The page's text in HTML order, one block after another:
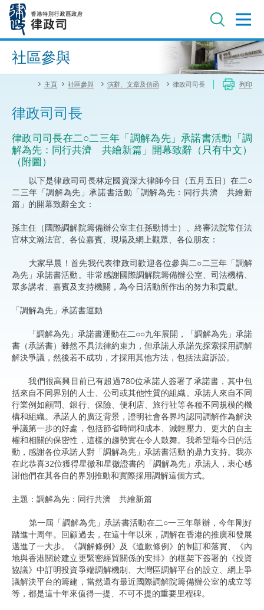
內
進階搜尋
社區參與
主頁 社區參與 演辭、文章及信函 律政司司長 列印
律政司司長
律政司司長在二○二三年「調解為先」承諾書活動「調
解為先：同行共濟 共繪新篇」開幕致辭（只有中文）
（附圖）
以下是律政司司長林定國資深大律師今日（五月五日）在二○
二三年「調解為先」承諾書活動「調解為先：同行共濟 共繪新
篇」的開幕致辭全文：
孫主任（國際調解院籌備辦公室主任孫勁博士）、終審法院常任法
官林文瀚法官、各位嘉賓、現場及網上觀眾、各位朋友：
大家早晨！首先我代表律政司歡迎各位參與二○二三年「調解
為先」承諾書活動。非常感謝國際調解院籌備辦公室、司法機構、
眾多講者、嘉賓及支持機關，為今日活動所作出的努力和貢獻。
「調解為先」承諾書運動
「調解為先」承諾書運動在二○○九年展開，「調解為先」承諾
書（承諾書）雖然不具法律約束力，但承諾人承諾先探索採用調解
解決爭議，然後若不成功，才採用其他方法，包括法庭訴訟。
我們很高興目前已有超過780位承諾人簽署了承諾書，其中包
括來自不同界別的人士、公司或其他性質的組織。承諾人來自不同
行業例如顧問、銀行、保險、便利店、旅行社等各種不同規模的機
構和組織。承諾人的廣泛背景，證明社會各界均認同調解作為解決
爭議第一步的好處，包括節省時間和成本、減輕壓力、更大的自主
權和相關的保密性，這樣的趨勢實在令人鼓舞。我希望藉今日的活
動，感謝各位承諾人對「調解為先」承諾書活動的鼎力支持。我亦
在此恭喜32位獲得星徽和星徽證書的「調解為先」承諾人，衷心感
謝他們在其各自的界別推動和實際採用調解這個方式。
主題：調解為先：同行共濟 共繪新篇
第一屆「調解為先」承諾書活動在二○一三年舉辦，今年剛好
踏進十周年。回顧過去，在這十年以來，調解在香港的推廣和發展
邁進了一大步。《調解條例》及《道歉條例》的制訂和落實、《內
地與香港關於建立更緊密經貿關係的安排》的框架下簽署的《投資
協議》中訂明投資爭端調解機制、大灣區調解平台的設立、網上爭
議解決平台的籌建，當然還有最近國際調解院籌備辦公室的成立等
等，都是這十年來值得一提、不可不提的重要里程碑。